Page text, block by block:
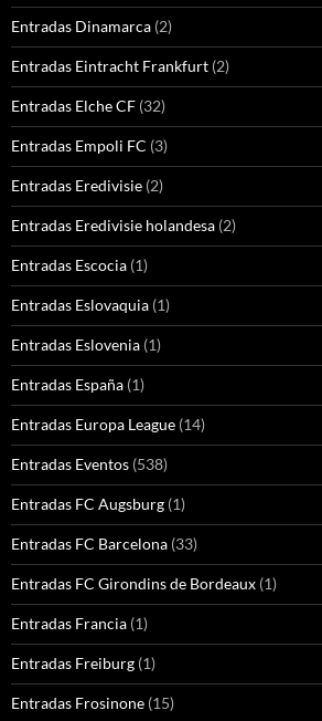
Entradas Dinamarca (2)
Entradas Eintracht Frankfurt (2)
Entradas Elche CF (32)
Entradas Empoli FC (3)
Entradas Eredivisie (2)
Entradas Eredivisie holandesa (2)
Entradas Escocia (1)
Entradas Eslovaquia (1)
Entradas Eslovenia (1)
Entradas España (1)
Entradas Europa League (14)
Entradas Eventos (538)
Entradas FC Augsburg (1)
Entradas FC Barcelona (33)
Entradas FC Girondins de Bordeaux (1)
Entradas Francia (1)
Entradas Freiburg (1)
Entradas Frosinone (15)